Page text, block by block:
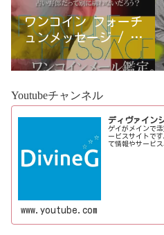
ワンコイン フォーチ
ュンメッセージ / 古
宮優雨
Youtubeチャンネル
ディヴァイン
ゲイがメインで活
ービスサイトです
て情報やサービ
www.youtube.com